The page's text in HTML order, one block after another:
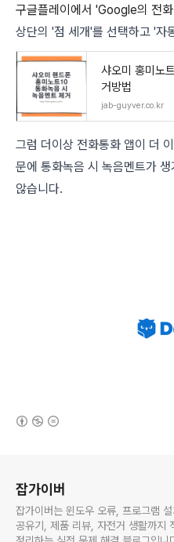
구글플레이에서 'Google의 전
상단의 '점 세개'를 선택하고 '자
샤오미 홍미노
거방법
jab-guyver.co.kr
그럼 더이상 전화통화 앱이 더
문에 통화녹음 시 녹음멘트가
않습니다.
잡가이버
잡가이버는 윈도우 오류, 프로그램
공유기, 제품 리뷰, 자전거 생활까지